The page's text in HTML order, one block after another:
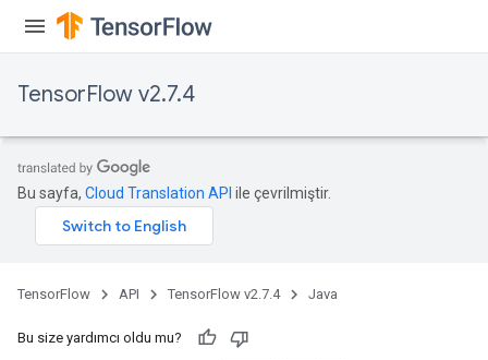
TensorFlow v2.7.4
Bu sayfa, Cloud Translation API ile çevrilmiştir.
TensorFlow API TensorFlow v2.7.4 Java
Bu size yardımcı oldu mu?